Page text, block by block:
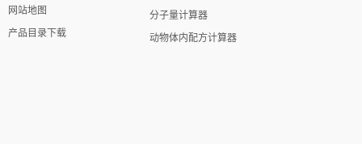
网站地图
产品目录下载
分子量计算器
动物体内配方计算器